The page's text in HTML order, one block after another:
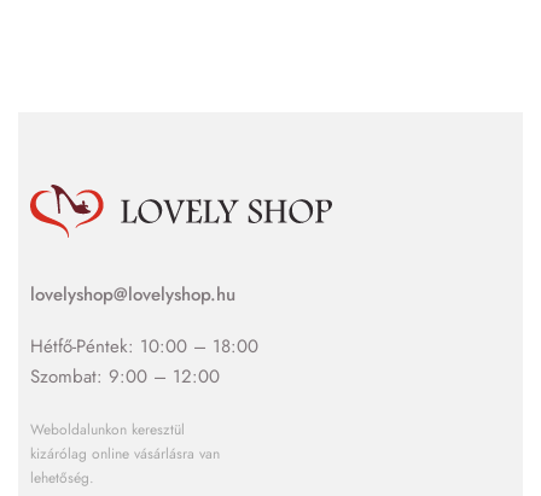
lovelyshop@lovelyshop.hu
Hétfő-Péntek: 10:00 – 18:00
Szombat: 9:00 – 12:00
Weboldalunkon keresztül
kizárólag online vásárlásra van
lehetőség.